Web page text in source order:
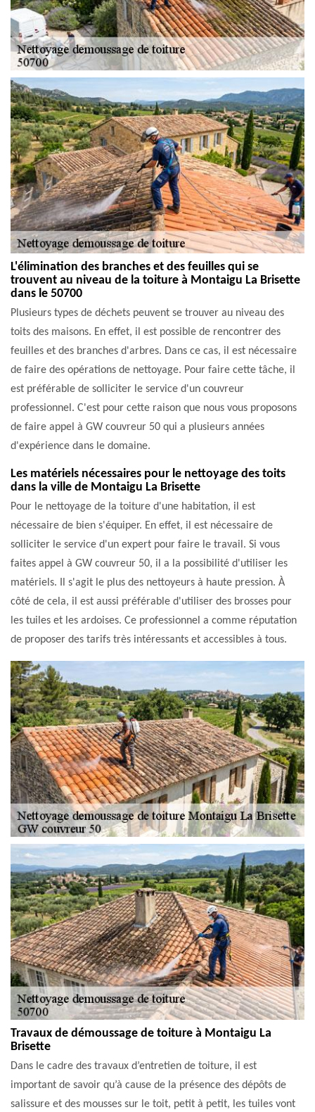
L'élimination des branches et des feuilles qui se
trouvent au niveau de la toiture à Montaigu La Brisette
dans le 50700
Plusieurs types de déchets peuvent se trouver au niveau des
toits des maisons. En effet, il est possible de rencontrer des
feuilles et des branches d'arbres. Dans ce cas, il est nécessaire
de faire des opérations de nettoyage. Pour faire cette tâche, il
est préférable de solliciter le service d'un couvreur
professionnel. C'est pour cette raison que nous vous proposons
de faire appel à GW couvreur 50 qui a plusieurs années
d'expérience dans le domaine.
Les matériels nécessaires pour le nettoyage des toits
dans la ville de Montaigu La Brisette
Pour le nettoyage de la toiture d'une habitation, il est
nécessaire de bien s'équiper. En effet, il est nécessaire de
solliciter le service d'un expert pour faire le travail. Si vous
faites appel à GW couvreur 50, il a la possibilité d'utiliser les
matériels. Il s'agit le plus des nettoyeurs à haute pression. À
côté de cela, il est aussi préférable d'utiliser des brosses pour
les tuiles et les ardoises. Ce professionnel a comme réputation
de proposer des tarifs très intéressants et accessibles à tous.
Travaux de démoussage de toiture à Montaigu La
Brisette
Dans le cadre des travaux d’entretien de toiture, il est
important de savoir qu’à cause de la présence des dépôts de
salissure et des mousses sur le toit, petit à petit, les tuiles vont